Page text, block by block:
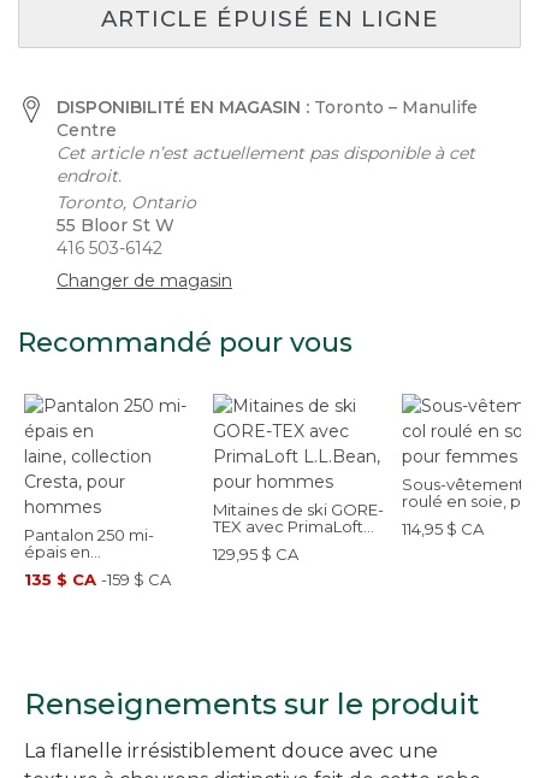
ARTICLE ÉPUISÉ EN LIGNE
DISPONIBILITÉ EN MAGASIN : Toronto – Manulife
Centre
Cet article n’est actuellement pas disponible à cet
endroit.
Toronto, Ontario
55 Bloor St W
416 503-6142
Changer de magasin
Recommandé pour vous
Pantalon 250 mi-
épais en
laine, collection
Cresta, pour hommes
135 $ CA -159 $ CA
Mitaines de ski GORE-
TEX avec PrimaLoft
L.L.Bean, pour
hommes
129,95 $ CA
Sous-vêtement
roulé en soie,
femmes
114,95 $ CA
Renseignements sur le produit
La flanelle irrésistiblement douce avec une